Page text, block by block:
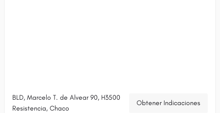
BLD, Marcelo T. de Alvear 90, H3500
Resistencia, Chaco
Obtener Indicaciones